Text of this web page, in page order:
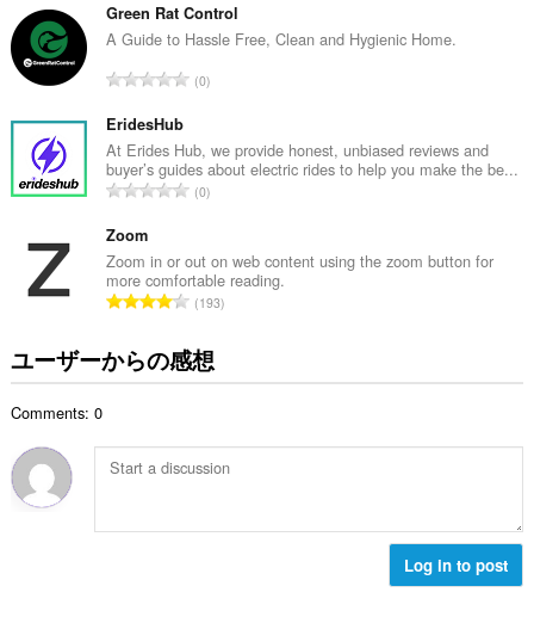
の
総
：
Green Rat Control
A Guide to Hassle Free, Clean and Hygienic Home.
評
総
数
：
0
EridesHub
At Erides Hub, we provide honest, unbiased reviews and
buyer’s guides about electric rides to help you make the be...
評
総
数
：
0
Zoom
Zoom in or out on web content using the zoom button for
more comfortable reading.
評
の
総
193
ユーザーからの感想
Comments: 0
Log in to post